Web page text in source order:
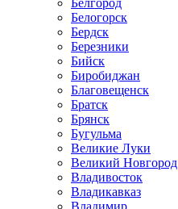
Белгород
Белогорск
Бердск
Березники
Бийск
Биробиджан
Благовещенск
Братск
Брянск
Бугульма
Великие Луки
Великий Новгород
Владивосток
Владикавказ
Владимир